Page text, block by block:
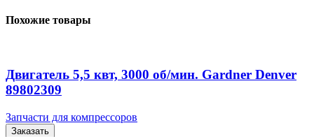
Похожие товары
Двигатель 5,5 квт, 3000 об/мин. Gardner Denver
89802309
Запчасти для компрессоров
Заказать